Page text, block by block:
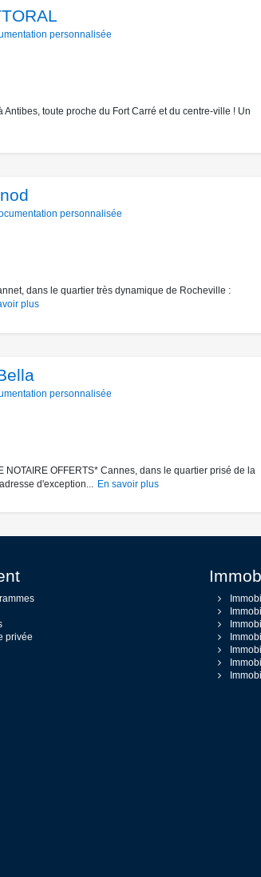
personnalisée
toute proche du Fort Carré et du centre-ville ! Un
personnalisée
dans le quartier très dynamique de Rocheville :
plus
personnalisée
NOTAIRE OFFERTS* Cannes, dans le quartier prisé de la
d'exception...
En savoir plus
privée